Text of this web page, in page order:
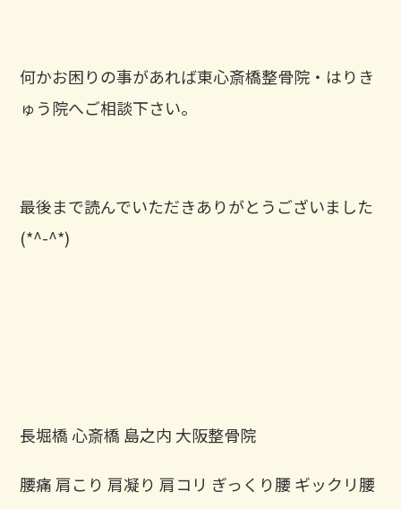
何かお困りの事があれば東心斎橋整骨院・はりき
ゅう院へご相談下さい。
最後まで読んでいただきありがとうございました
(*^-^*)
長堀橋 心斎橋 島之内 大阪整骨院
腰痛 肩こり 肩凝り 肩コリ ぎっくり腰 ギックリ腰